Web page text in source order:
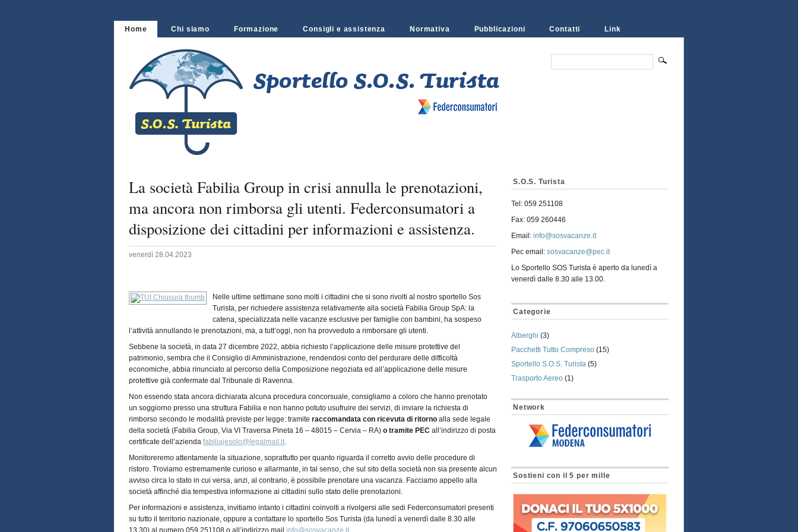
Home Chi siamo Formazione Consigli e assistenza Normativa Pubblicazioni Contatti Link
La società Fabilia Group in crisi annulla le prenotazioni,
ma ancora non rimborsa gli utenti. Federconsumatori a
disposizione dei cittadini per informazioni e assistenza.
venerdì 28.04.2023
Nelle ultime settimane sono molti i cittadini che si sono rivolti al nostro sportello Sos
Turista, per richiedere assistenza relativamente alla società Fabilia Group SpA: la
catena, specializzata nelle vacanze esclusive per famiglie con bambini, ha sospeso
l’attività annullando le prenotazioni, ma, a tutt’oggi, non ha provveduto a rimborsare gli utenti.
Sebbene la società, in data 27 dicembre 2022, abbia richiesto l’applicazione delle misure protettive del
patrimonio, sembra che il Consiglio di Amministrazione, rendendosi conto del perdurare delle difficoltà
economiche, abbia rinunciato al percorso della Composizione negoziata ed all’applicazione delle misure
protettive già confermate dal Tribunale di Ravenna.
Non essendo stata ancora dichiarata alcuna procedura concorsuale, consigliamo a coloro che hanno prenotato
un soggiorno presso una struttura Fabilia e non hanno potuto usufruire dei servizi, di inviare la richiesta di
rimborso secondo le modalità previste per legge: tramite raccomandata con ricevuta di ritorno alla sede legale
della società (Fabilia Group, Via VI Traversa Pineta 16 – 48015 – Cervia – RA) o tramite PEC all’indirizzo di posta
certificate dell’azienda fabiliajesolo@legalmail.it.
Monitoreremo attentamente la situazione, soprattutto per quanto riguarda il corretto avvio delle procedure di
ristoro. Troviamo estremamente curioso e allarmante, in tal senso, che sul sito della società non sia presente alcun
avviso circa lo stato in cui versa, anzi, al contrario, è possibile prenotare una vacanza. Facciamo appello alla
società affinché dia tempestiva informazione ai cittadini sullo stato delle prenotazioni.
Per informazioni e assistenza, invitiamo intanto i cittadini coinvolti a rivolgersi alle sedi Federconsumatori presenti
su tutto il territorio nazionale, oppure a contattare lo sportello Sos Turista (da lunedì a venerdì dalle 8.30 alle
13.30) al numero 059.251108 o all’indirizzo mail info@sosvacanze.it
S.O.S. Turista
Tel: 059 251108
Fax: 059 260446
Email: info@sosvacanze.it
Pec email: sosvacanze@pec.it
Lo Sportello SOS Turista è aperto da lunedì a
venerdì dalle 8.30 alle 13.00.
Categorie
Alberghi (3)
Pacchetti Tutto Compreso (15)
Sportello S.O.S. Turista (5)
Trasporto Aereo (1)
Network
Sostieni con il 5 per mille